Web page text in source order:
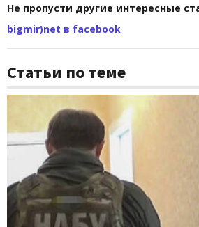
Не пропусти другие интересные
bigmir)net в facebook
Статьи по теме